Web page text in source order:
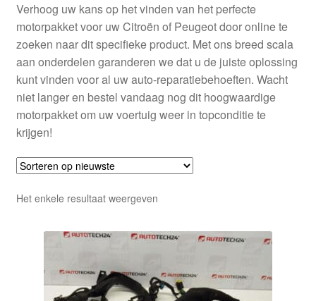
Privacybeleid
Wereldwijde verzending
Winkelwagen
Verhoog uw kans op het vinden van het perfecte
motorpakket voor uw Citroën of Peugeot door online te
zoeken naar dit specifieke product. Met ons breed scala
aan onderdelen garanderen we dat u de juiste oplossing
kunt vinden voor al uw auto-reparatiebehoeften. Wacht
niet langer en bestel vandaag nog dit hoogwaardige
motorpakket om uw voertuig weer in topconditie te
krijgen!
Het enkele resultaat weergeven